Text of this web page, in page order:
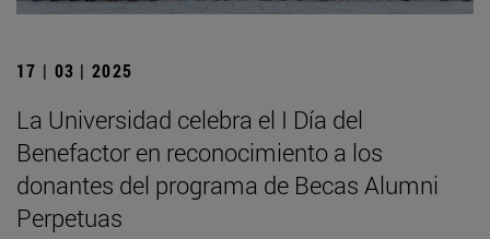
17 | 03 | 2025
La Universidad celebra el I Día del
Benefactor en reconocimiento a los
donantes del programa de Becas Alumni
Perpetuas